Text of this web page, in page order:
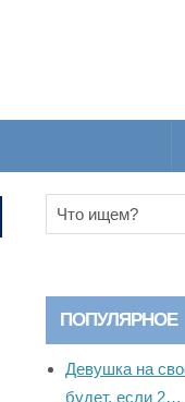
ПОПУЛЯРНОЕ
Девушка на
будет, если 2…